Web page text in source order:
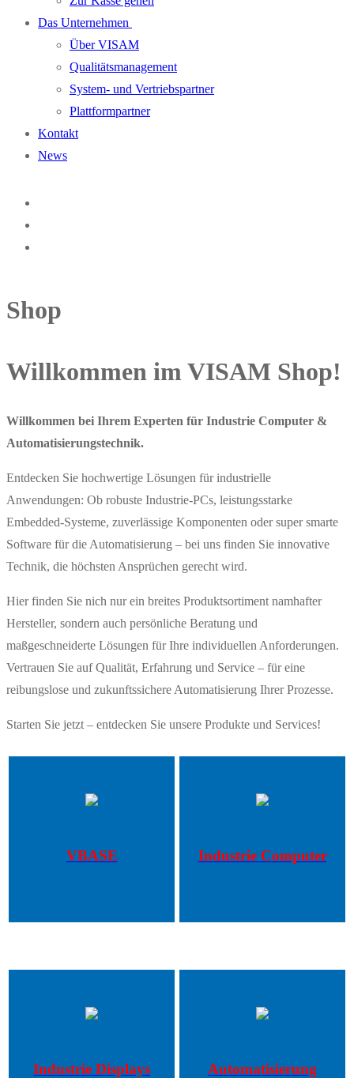
Das Unternehmen
Über VISAM
Qualitätsmanagement
System- und Vertriebspartner
Plattformpartner
Kontakt
News
Shop
Willkommen im VISAM Shop!
Willkommen bei Ihrem Experten für Industrie Computer &
Automatisierungstechnik.
Entdecken Sie hochwertige Lösungen für industrielle
Anwendungen: Ob robuste Industrie-PCs, leistungsstarke
Embedded-Systeme, zuverlässige Komponenten oder super smarte
Software für die Automatisierung – bei uns finden Sie innovative
Technik, die höchsten Ansprüchen gerecht wird.
Hier finden Sie nich nur ein breites Produktsortiment namhafter
Hersteller, sondern auch persönliche Beratung und
maßgeschneiderte Lösungen für Ihre individuellen Anforderungen.
Vertrauen Sie auf Qualität, Erfahrung und Service – für eine
reibungslose und zukunftssichere Automatisierung Ihrer Prozesse.
Starten Sie jetzt – entdecken Sie unsere Produkte und Services!
VBASE Industrie Computer
Industrie Displays Automatisierung